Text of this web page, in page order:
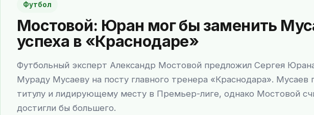
Футбол
Мостовой: Юран мог бы заменить
успеха в «Краснодаре»
Футбольный эксперт Александр Мостовой предложил Сергея
Мураду Мусаеву на посту главного тренера «Краснодара». Мусаев
титулу и лидирующему месту в Премьер-лиге, однако Мостовой
достигли бы большего.